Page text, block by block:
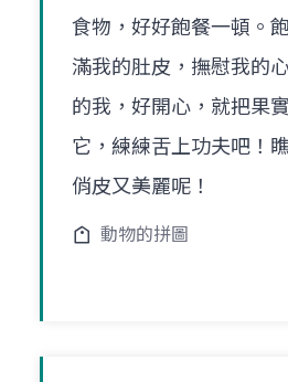
食物，好好飽餐一頓。
滿我的肚皮，撫慰我的
的我，好開心，就把果
它，練練舌上功夫吧！
俏皮又美麗呢！
動物的拼圖